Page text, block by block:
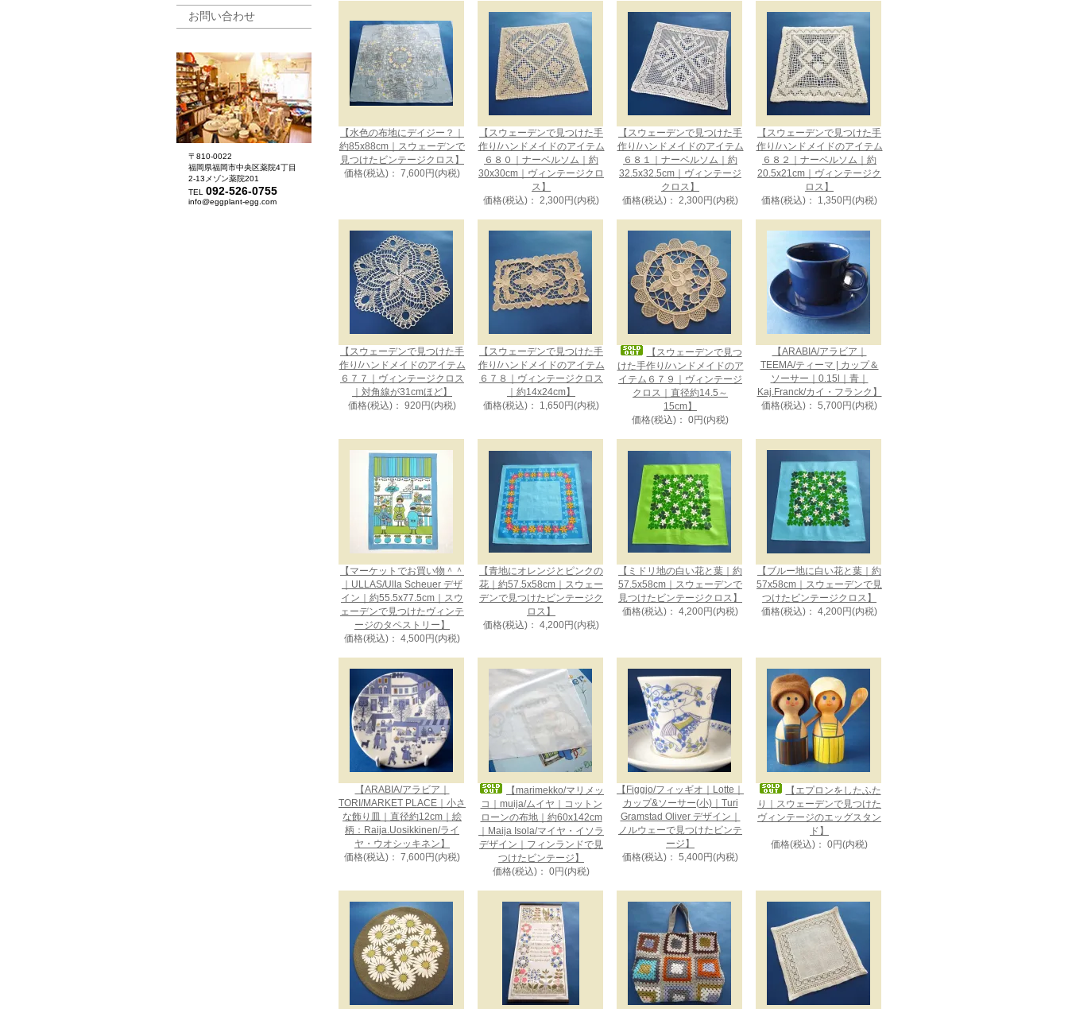
【水色の布地にデイジー？｜
約85x88cm｜スウェーデンで
見つけたビンテージクロス】
価格(税込)： 7,600円(内税)
【スウェーデンで見つけた手
作り/ハンドメイドのアイテム
６８０｜ナーベルソム｜約
30x30cm｜ヴィンテージクロ
ス】
価格(税込)： 2,300円(内税)
【スウェーデンで見つけた手
作り/ハンドメイドのアイテム
６８１｜ナーベルソム｜約
32.5x32.5cm｜ヴィンテージ
クロス】
価格(税込)： 2,300円(内税)
【スウェーデンで見つけた手
作り/ハンドメイドのアイテム
６８２｜ナーベルソム｜約
20.5x21cm｜ヴィンテージク
ロス】
価格(税込)： 1,350円(内税)
【スウェーデンで見つけた手
作り/ハンドメイドのアイテム
６７７｜ヴィンテージクロス
｜対角線が31cmほど】
価格(税込)： 920円(内税)
【スウェーデンで見つけた手
作り/ハンドメイドのアイテム
６７８｜ヴィンテージクロス
｜約14x24cm】
価格(税込)： 1,650円(内税)
【スウェーデンで見つ
けた手作り/ハンドメイドのア
イテム６７９｜ヴィンテージ
クロス｜直径約14.5～
15cm】
価格(税込)： 0円(内税)
【ARABIA/アラビア｜
TEEMA/ティーマ | カップ＆
ソーサー｜0.15l｜青｜
Kaj.Franck/カイ・フランク】
価格(税込)： 5,700円(内税)
【マーケットでお買い物＾＾
｜ULLAS/Ulla Scheuer デザ
イン｜約55.5x77.5cm｜スウ
ェーデンで見つけたヴィンテ
ージのタペストリー】
価格(税込)： 4,500円(内税)
【青地にオレンジとピンクの
花｜約57.5x58cm｜スウェー
デンで見つけたビンテージク
ロス】
価格(税込)： 4,200円(内税)
【ミドリ地の白い花と葉｜約
57.5x58cm｜スウェーデンで
見つけたビンテージクロス】
価格(税込)： 4,200円(内税)
【ブルー地に白い花と葉｜約
57x58cm｜スウェーデンで見
つけたビンテージクロス】
価格(税込)： 4,200円(内税)
【ARABIA/アラビア｜
TORI/MARKET PLACE｜小さ
な飾り皿｜直径約12cm｜絵
柄：Raija.Uosikkinen/ライ
ヤ・ウオシッキネン】
価格(税込)： 7,600円(内税)
【marimekko/マリメッ
コ｜muija/ムイヤ｜コットン
ローンの布地｜約60x142cm
｜Maija Isola/マイヤ・イソラ
デザイン｜フィンランドで見
つけたビンテージ】
価格(税込)： 0円(内税)
【Figgjo/フィッギオ｜Lotte｜
カップ&ソーサー(小)｜Turi
Gramstad Oliver デザイン｜
ノルウェーで見つけたビンテ
ージ】
価格(税込)： 5,400円(内税)
【エプロンをしたふた
り｜スウェーデンで見つけた
ヴィンテージのエッグスタン
ド】
価格(税込)： 0円(内税)
お問い合わせ
〒810-0022
福岡県福岡市中央区薬院4丁目
2-13メゾン薬院201
TEL 092-526-0755
info@eggplant-egg.com